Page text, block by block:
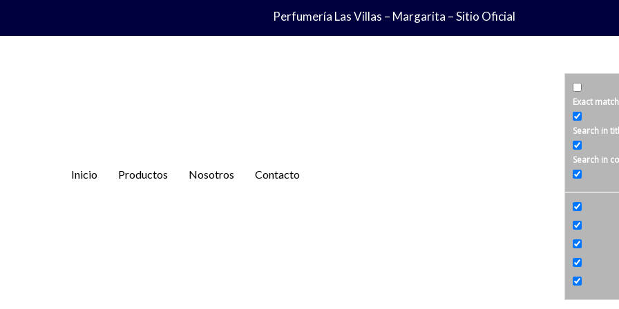
Perfumería Las Villas – Margarita – Sitio Oficial
Inicio Productos Nosotros Contacto
Exact
Search in
Search in